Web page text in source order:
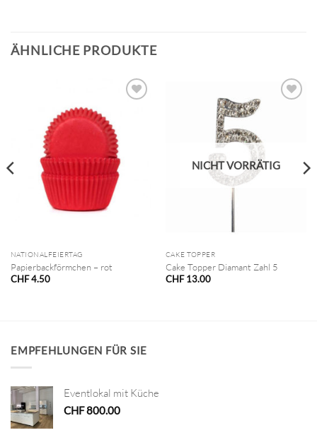
ÄHNLICHE PRODUKTE
NATIONALFEIERTAG
Papierbackförmchen – rot
CHF4.50
NICHT VORRÄTIG
CAKE TOPPER
Cake Topper Diamant Zahl 5
CHF13.00
EMPFEHLUNGEN FÜR SIE
Eventlokal mit Küche
CHF800.00